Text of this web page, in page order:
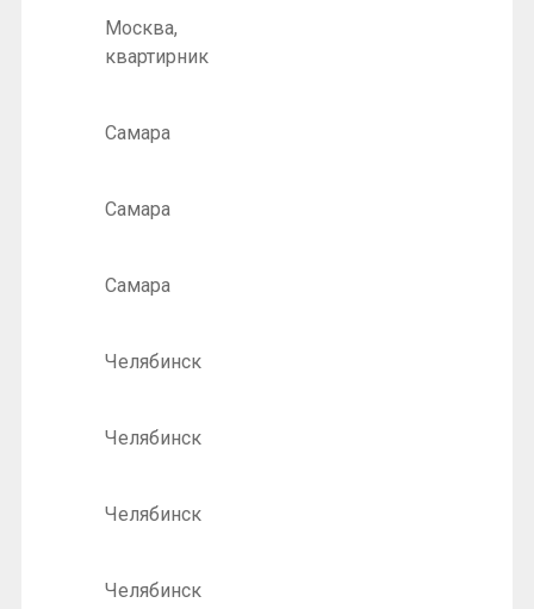
Москва,
квартирник
Самара
Самара
Самара
Челябинск
Челябинск
Челябинск
Челябинск